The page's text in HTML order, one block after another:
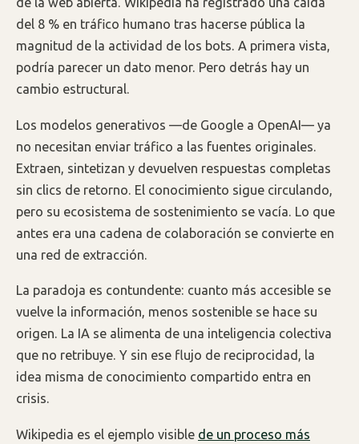
del 8 % en tráfico humano tras hacerse pública la
magnitud de la actividad de los bots. A primera vista,
podría parecer un dato menor. Pero detrás hay un
cambio estructural.
Los modelos generativos —de Google a OpenAI— ya
no necesitan enviar tráfico a las fuentes originales.
Extraen, sintetizan y devuelven respuestas completas
sin clics de retorno. El conocimiento sigue circulando,
pero su ecosistema de sostenimiento se vacía. Lo que
antes era una cadena de colaboración se convierte en
una red de extracción.
La paradoja es contundente: cuanto más accesible se
vuelve la información, menos sostenible se hace su
origen. La IA se alimenta de una inteligencia colectiva
que no retribuye. Y sin ese flujo de reciprocidad, la
idea misma de conocimiento compartido entra en
crisis.
Wikipedia es el ejemplo visible de un proceso más